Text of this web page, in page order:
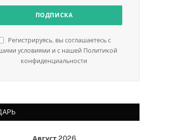
Регистрируясь, вы соглашаетесь с
условиями и с нашей Политикой
конфиденциальности